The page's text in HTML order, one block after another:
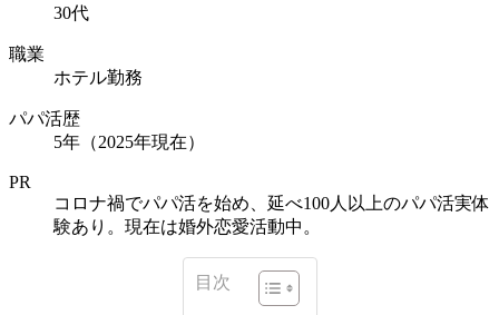
30代
職業
ホテル勤務
パパ活歴
5年（2025年現在）
PR
コロナ禍でパパ活を始め、延べ100人以上のパパ活実体
験あり。現在は婚外恋愛活動中。
目次